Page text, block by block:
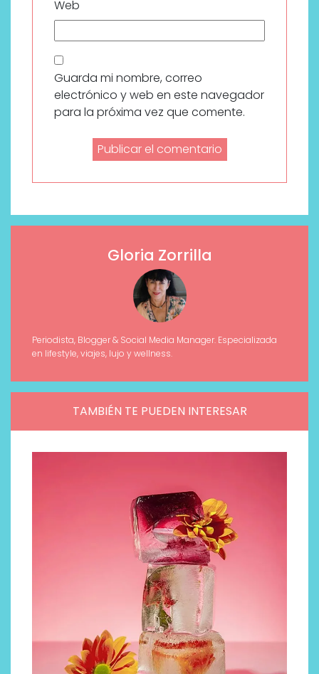
Web
Guarda mi nombre, correo
electrónico y web en este navegador
para la próxima vez que comente.
Gloria Zorrilla
Periodista, Blogger & Social Media Manager. Especializada
en lifestyle, viajes, lujo y wellness.
TAMBIÉN TE PUEDEN INTERESAR